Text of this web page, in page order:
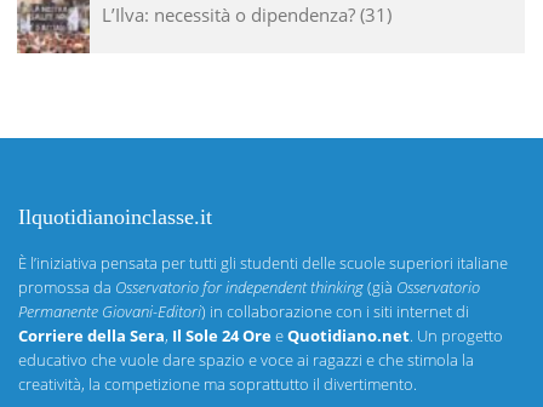
L’Ilva: necessità o dipendenza? 31
Ilquotidianoinclasse.it
È l’iniziativa pensata per tutti gli studenti delle scuole superiori italiane
promossa da Osservatorio for independent thinking(già Osservatorio
Permanente Giovani-Editori) in collaborazione con i siti internet di
Corriere della Sera, Il Sole 24 OreeQuotidiano.net. Un progetto
educativo che vuole dare spazio e voce ai ragazzi e che stimola la
creatività, la competizione ma soprattutto il divertimento.